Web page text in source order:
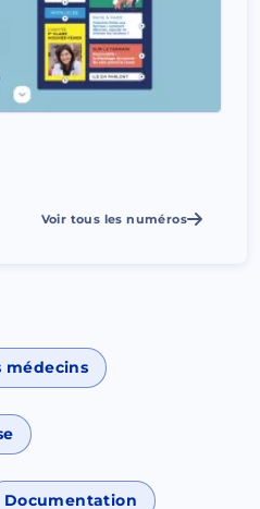
Voir tous les numéros
médecins
Documentation